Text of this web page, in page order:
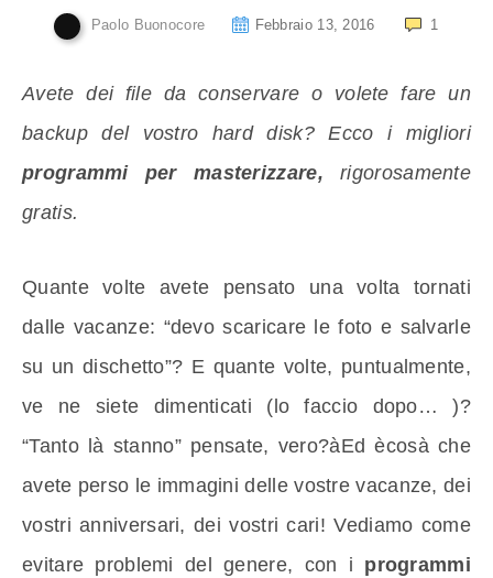
Paolo Buonocore Febbraio 13, 2016 1
Avete dei file da conservare o volete fare un
backup del vostro hard disk? Ecco i migliori
programmi per masterizzare, rigorosamente
gratis.
Quante volte avete pensato una volta tornati
dalle vacanze: “devo scaricare le foto e salvarle
su un dischetto”? E quante volte, puntualmente,
ve ne siete dimenticati (lo faccio dopo… )?
“Tanto là stanno” pensate, vero?àEd ècosà che
avete perso le immagini delle vostre vacanze, dei
vostri anniversari, dei vostri cari! Vediamo come
evitare problemi del genere, con i programmi